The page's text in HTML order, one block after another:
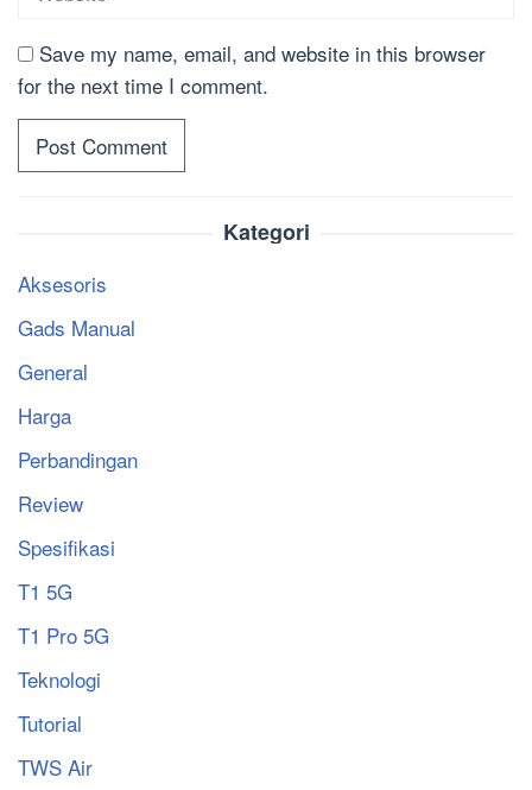
Save my name, email, and website in this browser
for the next time I comment.
Kategori
Aksesoris
Gads Manual
General
Harga
Perbandingan
Review
Spesifikasi
T1 5G
T1 Pro 5G
Teknologi
Tutorial
TWS Air